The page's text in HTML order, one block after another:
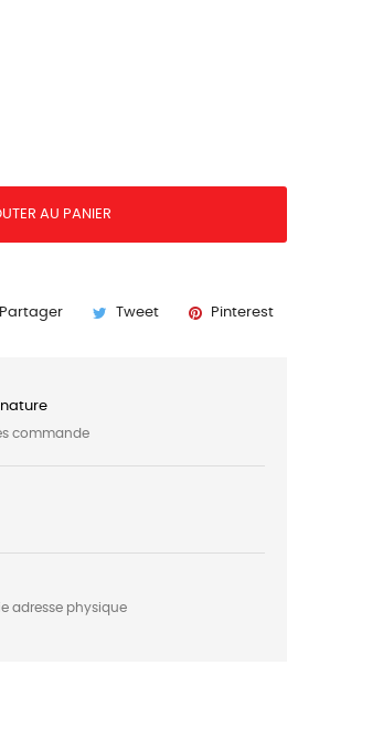
AU PANIER
Partager Tweet Pinterest
commande
adresse physique